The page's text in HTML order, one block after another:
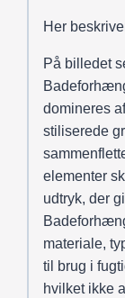
Her
På billedet
domineres
stiliserede
elementer
udtryk, der
materiale,
til brug i
hvilket ikke